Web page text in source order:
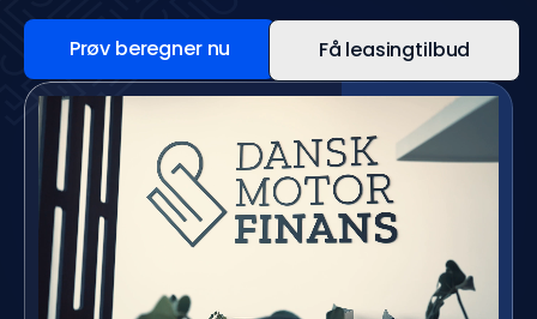
Prøv beregner nu Få leasingtilbud